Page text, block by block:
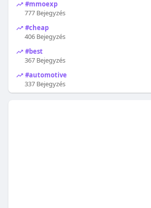
#mmoexp
777 Bejegyzés
#cheap
406 Bejegyzés
#best
367 Bejegyzés
#automotive
337 Bejegyzés